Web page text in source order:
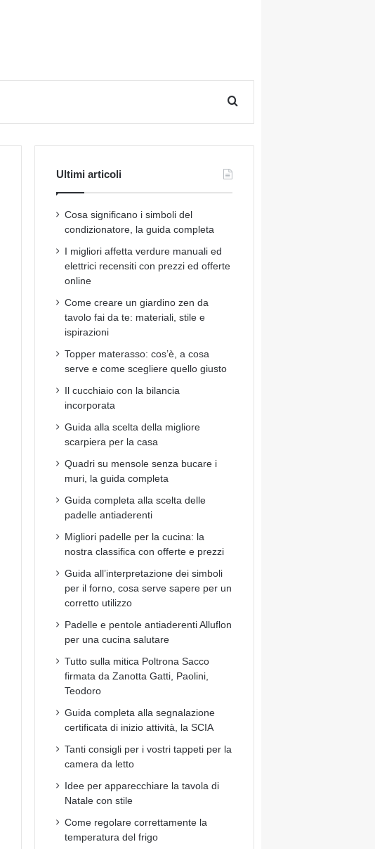
Ultimi articoli
Cosa significano i simboli del
condizionatore, la guida completa
I migliori affetta verdure manuali ed
elettrici recensiti con prezzi ed offerte
online
Come creare un giardino zen da
tavolo fai da te: materiali, stile e
ispirazioni
Topper materasso: cos’è, a cosa
serve e come scegliere quello giusto
Il cucchiaio con la bilancia
incorporata
Guida alla scelta della migliore
scarpiera per la casa
Quadri su mensole senza bucare i
muri, la guida completa
Guida completa alla scelta delle
padelle antiaderenti
Migliori padelle per la cucina: la
nostra classifica con offerte e prezzi
Guida all’interpretazione dei simboli
per il forno, cosa serve sapere per un
corretto utilizzo
Padelle e pentole antiaderenti Alluflon
per una cucina salutare
Tutto sulla mitica Poltrona Sacco
firmata da Zanotta Gatti, Paolini,
Teodoro
Guida completa alla segnalazione
certificata di inizio attività, la SCIA
Tanti consigli per i vostri tappeti per la
camera da letto
Idee per apparecchiare la tavola di
Natale con stile
Come regolare correttamente la
temperatura del frigo